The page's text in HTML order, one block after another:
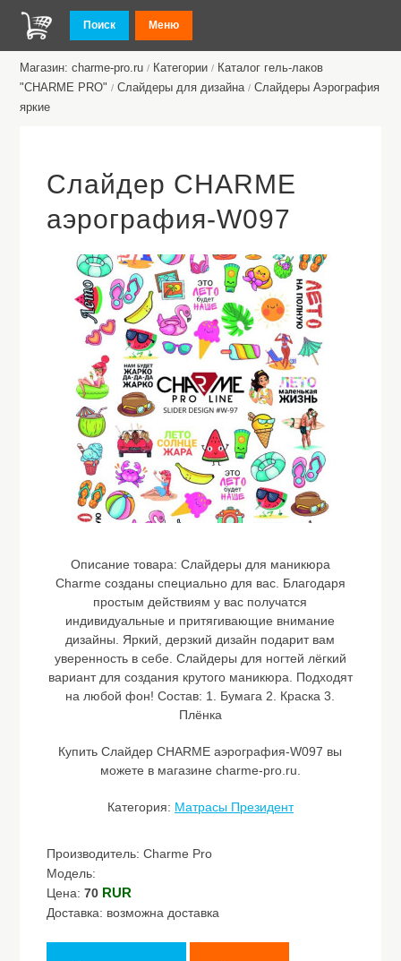
Поиск Меню
Магазин: charme-pro.ru / Категории / Каталог гель-лаков
"CHARME PRO" / Слайдеры для дизайна / Слайдеры Аэрография
яркие
Слайдер CHARME
аэрография-W097
Описание товара: Слайдеры для маникюра
Charme созданы специально для вас. Благодаря
простым действиям у вас получатся
индивидуальные и притягивающие внимание
дизайны. Яркий, дерзкий дизайн подарит вам
уверенность в себе. Слайдеры для ногтей лёгкий
вариант для создания крутого маникюра. Подходят
на любой фон! Состав: 1. Бумага 2. Краска 3.
Плёнка
Купить Слайдер CHARME аэрография-W097 вы
можете в магазине charme-pro.ru.
Категория: Матрасы Президент
Производитель: Charme Pro
Модель:
Цена:70 RUR
Доставка: возможна доставка